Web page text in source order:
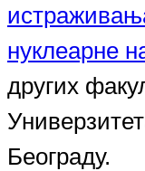
нуклеарне
других
Београду.